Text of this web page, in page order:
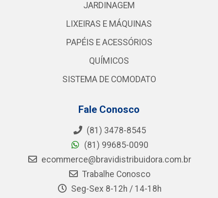
JARDINAGEM
LIXEIRAS E MÁQUINAS
PAPÉIS E ACESSÓRIOS
QUÍMICOS
SISTEMA DE COMODATO
Fale Conosco
(81) 3478-8545
(81) 99685-0090
ecommerce@bravidistribuidora.com.br
Trabalhe Conosco
Seg-Sex 8-12h / 14-18h